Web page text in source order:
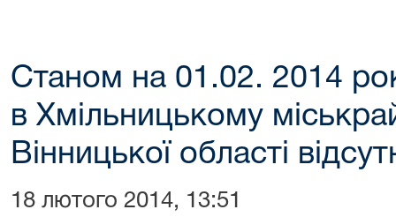
Станом на 01.02. 2014
в Хмільницькому
Вінницької області
18 лютого 2014, 13:51